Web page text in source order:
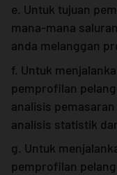
e. Untuk tujuan
mana-mana
anda melanggan
f. Untuk
pemprofilan
analisis
analisis statistik
g. Untuk
pemprofilan